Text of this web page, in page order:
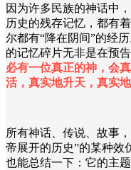
因为许多民族的神话中
历史的残存记忆，都有
尔都有“降在阴间”的经
的记忆碎片无非是在预告
必有一位真正的神，会
活，真实地升天，真实地
所有神话、传说、故事
帝展开的历史”的某种效
也能总结一下：它的主